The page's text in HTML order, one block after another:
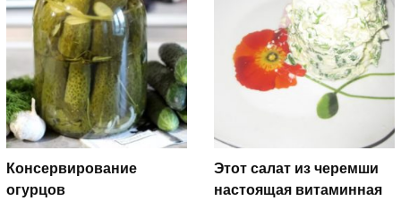
Консервирование
огурцов
Этот салат из черемши
настоящая витаминная